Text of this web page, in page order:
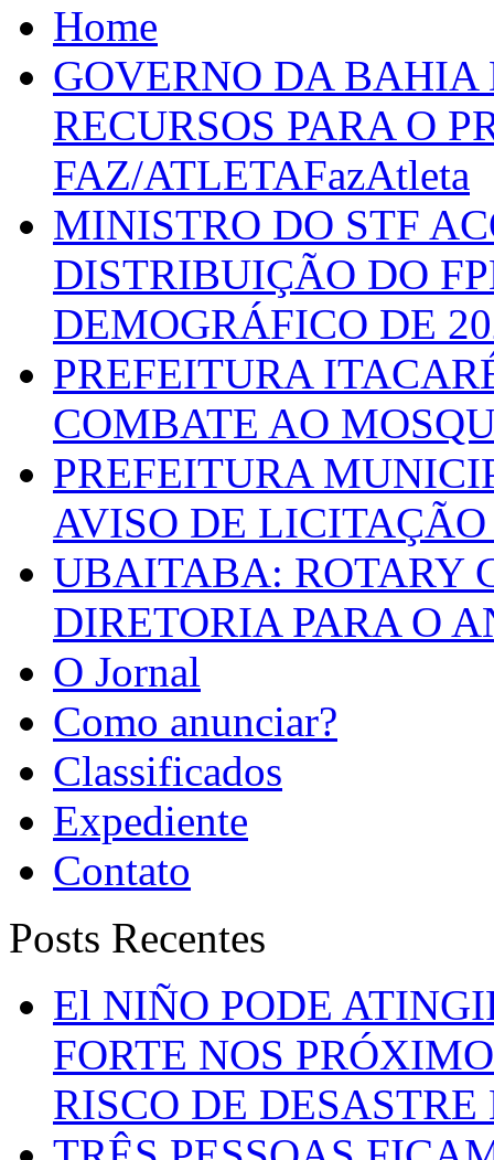
Home
GOVERNO DA
RECURSOS PARA O
FAZ/ATLETAFazAtleta
MINISTRO DO STF
DISTRIBUIÇÃO DO
DEMOGRÁFICO DE
PREFEITURA
COMBATE AO
PREFEITURA
AVISO DE LICITAÇÃO
UBAITABA: ROTARY
DIRETORIA PARA O
O Jornal
Como anunciar?
Classificados
Expediente
Contato
Posts Recentes
El NIÑO PODE
FORTE NOS
RISCO DE